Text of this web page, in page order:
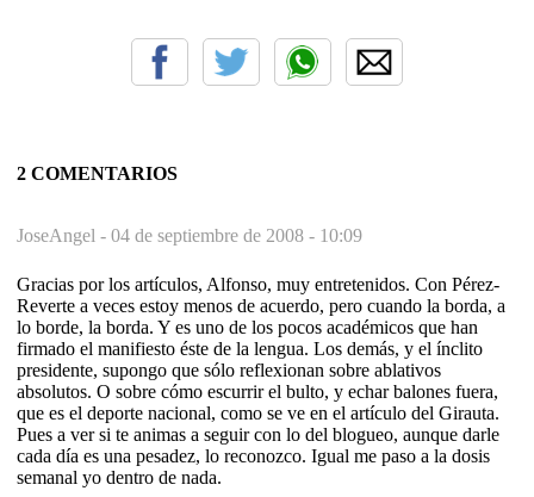
2 COMENTARIOS
JoseAngel - 04 de septiembre de 2008 - 10:09
Gracias por los artículos, Alfonso, muy entretenidos. Con Pérez-
Reverte a veces estoy menos de acuerdo, pero cuando la borda, a
lo borde, la borda. Y es uno de los pocos académicos que han
firmado el manifiesto éste de la lengua. Los demás, y el ínclito
presidente, supongo que sólo reflexionan sobre ablativos
absolutos. O sobre cómo escurrir el bulto, y echar balones fuera,
que es el deporte nacional, como se ve en el artículo del Girauta.
Pues a ver si te animas a seguir con lo del blogueo, aunque darle
cada día es una pesadez, lo reconozco. Igual me paso a la dosis
semanal yo dentro de nada.